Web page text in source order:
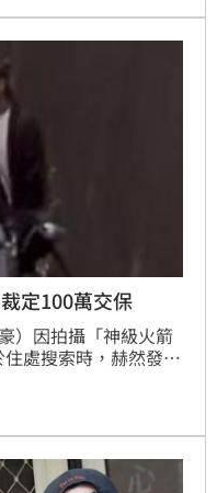
揹著大背包還有大手
。
定100萬交保
）因拍攝「神級火箭
處搜索時，赫然發現
日）上午，檢方依違
庭，歷經Ｘ小時後，